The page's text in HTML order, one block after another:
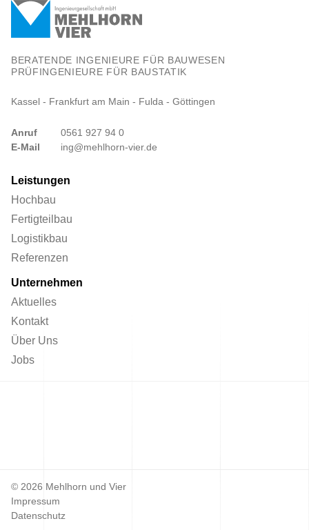
BERATENDE INGENIEURE FÜR BAUWESEN
PRÜFINGENIEURE FÜR BAUSTATIK
Kassel - Frankfurt am Main - Fulda - Göttingen
Anruf
0561 927 94 0
E-Mail
ing@mehlhorn-vier.de
Leistungen
Hochbau
Fertigteilbau
Logistikbau
Referenzen
Unternehmen
Aktuelles
Kontakt
Über Uns
Jobs
© 2026 Mehlhorn und Vier
Impressum
Datenschutz